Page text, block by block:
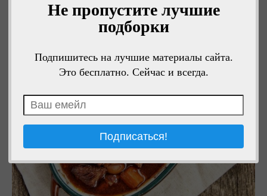
Не пропустите лучшие
подборки
Подпишитесь на лучшие материалы сайта.
Это бесплатно. Сейчас и всегда.